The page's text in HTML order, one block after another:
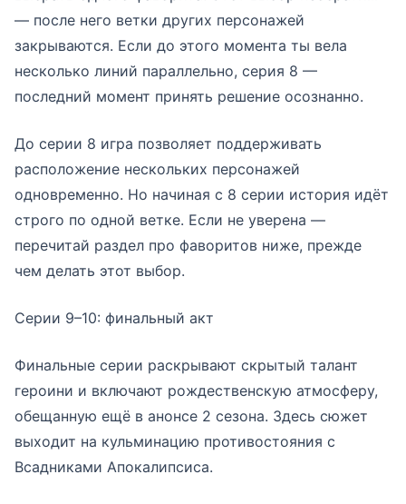
— после него ветки других персонажей
закрываются. Если до этого момента ты вела
несколько линий параллельно, серия 8 —
последний момент принять решение осознанно.
До серии 8 игра позволяет поддерживать
расположение нескольких персонажей
одновременно. Но начиная с 8 серии история идёт
строго по одной ветке. Если не уверена —
перечитай раздел про фаворитов ниже, прежде
чем делать этот выбор.
Серии 9–10: финальный акт
Финальные серии раскрывают скрытый талант
героини и включают рождественскую атмосферу,
обещанную ещё в анонсе 2 сезона. Здесь сюжет
выходит на кульминацию противостояния с
Всадниками Апокалипсиса.